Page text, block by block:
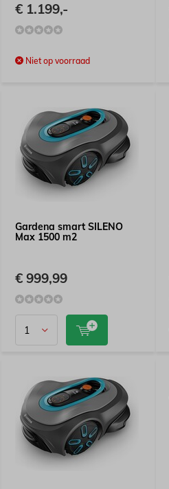
€ 1.199,-
Niet op voorraad
Gardena smart SILENO
Max 1500 m2
€ 999,99